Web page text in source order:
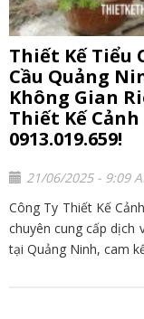
Thiết Kế Tiểu
Cầu Quảng
Không Gian
Thiết Kế
0913.019.659!
21/06/2025 - 9:09
Công Ty Thiết Kế
chuyên cung cấp dịch
tại Quảng Ninh, cam